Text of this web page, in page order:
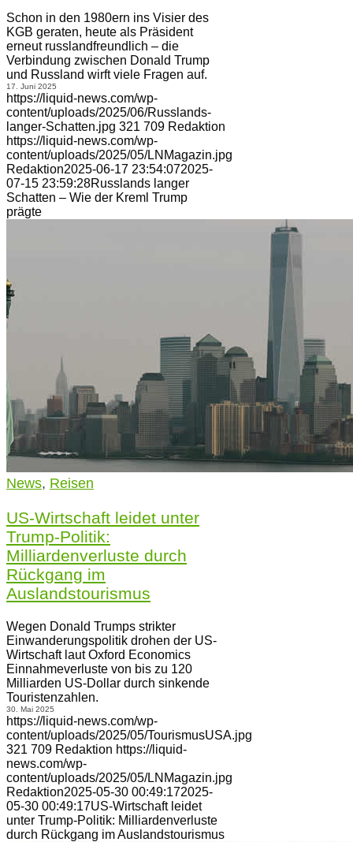
Schon in den 1980ern ins Visier des
KGB geraten, heute als Präsident
erneut russlandfreundlich – die
Verbindung zwischen Donald Trump
und Russland wirft viele Fragen auf.
17. Juni 2025
https://liquid-news.com/wp-
content/uploads/2025/06/Russlands-
langer-Schatten.jpg 321 709 Redaktion
https://liquid-news.com/wp-
content/uploads/2025/05/LNMagazin.jpg
Redaktion2025-06-17 23:54:072025-
07-15 23:59:28Russlands langer
Schatten – Wie der Kreml Trump
prägte
News, Reisen
US-Wirtschaft leidet unter
Trump-Politik:
Milliardenverluste durch
Rückgang im
Auslandstourismus
Wegen Donald Trumps strikter
Einwanderungspolitik drohen der US-
Wirtschaft laut Oxford Economics
Einnahmeverluste von bis zu 120
Milliarden US-Dollar durch sinkende
Touristenzahlen.
30. Mai 2025
https://liquid-news.com/wp-
content/uploads/2025/05/TourismusUSA.jpg
321 709 Redaktion https://liquid-
news.com/wp-
content/uploads/2025/05/LNMagazin.jpg
Redaktion2025-05-30 00:49:172025-
05-30 00:49:17US-Wirtschaft leidet
unter Trump-Politik: Milliardenverluste
durch Rückgang im Auslandstourismus